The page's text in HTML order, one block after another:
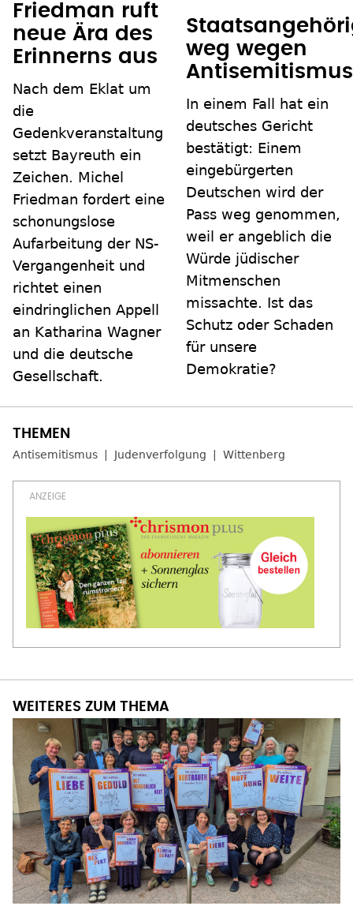
Friedman ruft
neue Ära des
Erinnerns aus
Nach dem Eklat um
die
Gedenkveranstaltung
setzt Bayreuth ein
Zeichen. Michel
Friedman fordert eine
schonungslose
Aufarbeitung der NS-
Vergangenheit und
richtet einen
eindringlichen Appell
an Katharina Wagner
und die deutsche
Gesellschaft.
weg wegen
In einem Fall hat ein
deutsches Gericht
bestätigt: Einem
eingebürgerten
Deutschen wird der
Pass weg genommen,
weil er angeblich die
Würde jüdischer
Mitmenschen
missachte. Ist das
Schutz oder Schaden
für unsere
Demokratie?
Antisemitismus Judenverfolgung Wittenberg
WEITERES ZUM THEMA